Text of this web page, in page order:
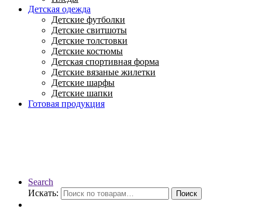
Детская одежда
Детские футболки
Детские свитшоты
Детские толстовки
Детские костюмы
Детская спортивная форма
Детские вязаные жилетки
Детские шарфы
Детские шапки
Готовая продукция
Search
Искать:
Поиск